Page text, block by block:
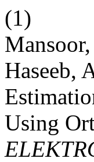
(1)
Haseeb,
Using